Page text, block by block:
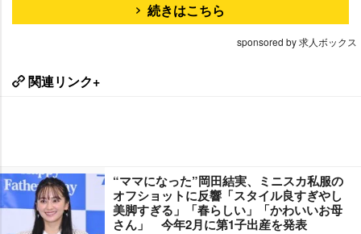
続きはこちら
sponsored by 求人ボックス
関連リンク+
“ママになった”岡田結実、ミニスカ私服の
オフショットに反響「スタイル良すぎやし
美脚すぎる」「春らしい」「かわいいお母
さん」 今年2月に第1子出産を発表